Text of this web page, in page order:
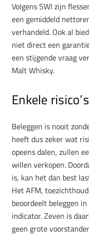
Volgens SWI zijn
een gemiddeld
verhandeld. Ook al
niet direct een
een stijgende vraag
Malt Whisky.
Enkele risico’s
Beleggen is nooit
heeft dus zeker wat
opeens dalen, zullen
willen verkopen.
is, kan het dan best
Het AFM,
beoordeelt beleggen
indicator. Zeven is
geen grote